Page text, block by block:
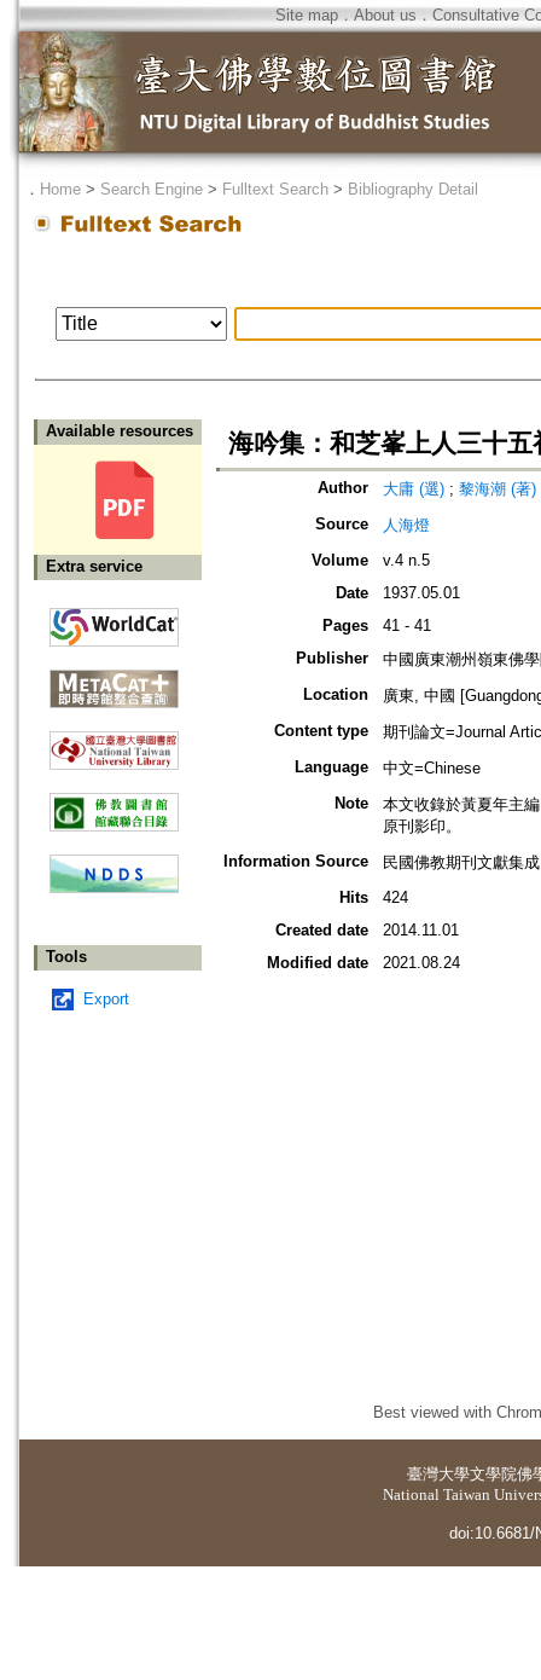
Site map．About us ． Consultative
． Home > Search Engine > Fulltext Search > Bibliography Detail
Available resources
Extra service
Tools
Export
海吟集：和芝峯上人三十五
Author 大庸 (選) ; 黎海潮 (著)
Source
人海燈
Volume
v.4 n.5
Date
1937.05.01
Pages
41 - 41
Publisher
中國廣東潮州嶺東佛
Location
廣東, 中國
Content type
期刊論文=Journal
Language
中文=Chinese
Note
本文收錄於黃夏年主
原刊影印。
Information Source
民國佛教期刊文獻集
Hits
424
Created date
2014.11.01
Modified date
2021.08.24
Best viewed with
臺灣大學文學院佛
National Taiwan
doi:10.6681/